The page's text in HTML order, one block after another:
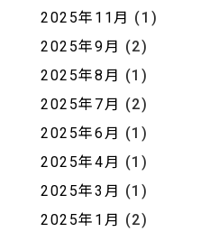
2025年11月 (1)
2025年9月 (2)
2025年8月 (1)
2025年7月 (2)
2025年6月 (1)
2025年4月 (1)
2025年3月 (1)
2025年1月 (2)